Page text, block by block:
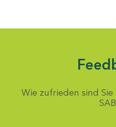
Wie zufrieden sind